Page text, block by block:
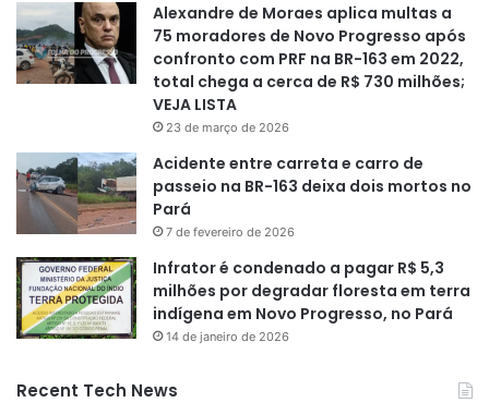
Alexandre de Moraes aplica multas a
75 moradores de Novo Progresso após
confronto com PRF na BR-163 em 2022,
total chega a cerca de R$ 730 milhões;
VEJA LISTA
23 de março de 2026
Acidente entre carreta e carro de
passeio na BR-163 deixa dois mortos no
Pará
7 de fevereiro de 2026
Infrator é condenado a pagar R$ 5,3
milhões por degradar floresta em terra
indígena em Novo Progresso, no Pará
14 de janeiro de 2026
Recent Tech News